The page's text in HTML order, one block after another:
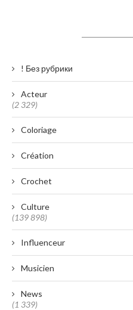
! Без рубрики
Acteur
(2 329)
Coloriage
Création
Crochet
Culture
(139 898)
Influenceur
Musicien
News
(1 339)